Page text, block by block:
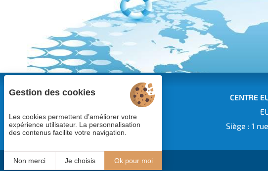
CENTRE
Siège : 1
Gestion des cookies
Les cookies permettent d’améliorer votre
expérience utilisateur. La personnalisation
des contenus facilite votre navigation.
Non merci Je choisis Ok pour moi